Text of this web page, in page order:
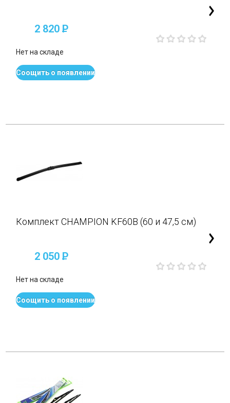
2 820P
Нет на складе
Соощить о появлении
Комплект CHAMPION KF60B (60 и 47,5 см)
2 050P
Нет на складе
Соощить о появлении